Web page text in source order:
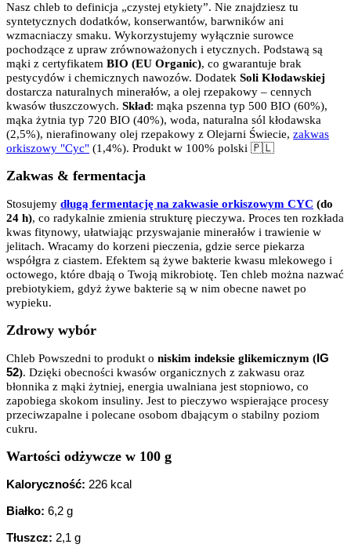
Nasz chleb to definicja „czystej etykiety”. Nie znajdziesz tu
syntetycznych dodatków, konserwantów, barwników ani
wzmacniaczy smaku. Wykorzystujemy wyłącznie surowce
pochodzące z upraw zrównoważonych i etycznych. Podstawą są
mąki z certyfikatem BIO (EU Organic), co gwarantuje brak
pestycydów i chemicznych nawozów. Dodatek Soli Kłodawskiej
dostarcza naturalnych minerałów, a olej rzepakowy – cennych
kwasów tłuszczowych. Skład: mąka pszenna typ 500 BIO (60%),
mąka żytnia typ 720 BIO (40%), woda, naturalna sól kłodawska
(2,5%), nierafinowany olej rzepakowy z Olejarni Świecie, zakwas
orkiszowy "Cyc" (1,4%). Produkt w 100% polski 🇵🇱
Zakwas & fermentacja
Stosujemy długą fermentację na zakwasie orkiszowym CYC (do
24 h), co radykalnie zmienia strukturę pieczywa. Proces ten rozkłada
kwas fitynowy, ułatwiając przyswajanie minerałów i trawienie w
jelitach. Wracamy do korzeni pieczenia, gdzie serce piekarza
współgra z ciastem. Efektem są żywe bakterie kwasu mlekowego i
octowego, które dbają o Twoją mikrobiotę. Ten chleb można nazwać
prebiotykiem, gdyż żywe bakterie są w nim obecne nawet po
wypieku.
Zdrowy wybór
Chleb Powszedni to produkt o niskim indeksie glikemicznym (IG
52). Dzięki obecności kwasów organicznych z zakwasu oraz
błonnika z mąki żytniej, energia uwalniana jest stopniowo, co
zapobiega skokom insuliny. Jest to pieczywo wspierające procesy
przeciwzapalne i polecane osobom dbającym o stabilny poziom
cukru.
Wartości odżywcze w 100 g
Kaloryczność: 226 kcal
Białko: 6,2 g
Tłuszcz: 2,1 g